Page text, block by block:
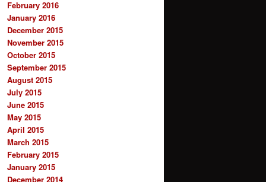
February 2016
January 2016
December 2015
November 2015
October 2015
September 2015
August 2015
July 2015
June 2015
May 2015
April 2015
March 2015
February 2015
January 2015
December 2014